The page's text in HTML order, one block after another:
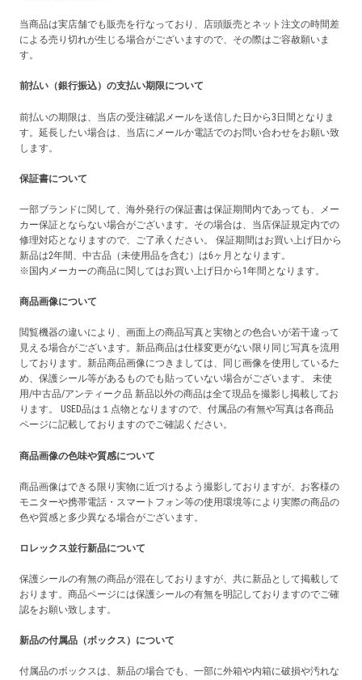
当商品は実店舗でも販売を行なっており、店頭販売とネット注文の時間差
による売り切れが生じる場合がございますので、その際はご容赦願いま
す。
前払い（銀行振込）の支払い期限について
前払いの期限は、当店の受注確認メールを送信した日から3日間となりま
す。延長したい場合は、当店にメールか電話でのお問い合わせをお願い致
します。
保証書について
一部ブランドに関して、海外発行の保証書は保証期間内であっても、メー
カー保証とならない場合がございます。その場合は、当店保証規定内での
修理対応となりますので、ご了承ください。 保証期間はお買い上げ日から
新品は2年間、中古品（未使用品を含む）は6ヶ月となります。
※国内メーカーの商品に関してはお買い上げ日から1年間となります。
商品画像について
閲覧機器の違いにより、画面上の商品写真と実物との色合いが若干違って
見える場合がございます。新品商品は仕様変更がない限り同じ写真を流用
しております。新品商品画像につきましては、同じ画像を使用しているた
め、保護シール等があるものでも貼っていない場合がございます。 未使
用/中古品/アンティーク品 新品以外の商品は全て現品を撮影し掲載してお
ります。 USED品は１点物となりますので、付属品の有無や写真は各商品
ページに記載しておりますのでご確認ください。
商品画像の色味や質感について
商品画像はできる限り実物に近づけるよう撮影しておりますが、お客様の
モニターや携帯電話・スマートフォン等の使用環境等により実際の商品の
色や質感と多少異なる場合がございます。
ロレックス並行新品について
保護シールの有無の商品が混在しておりますが、共に新品として掲載して
おります。商品ページには保護シールの有無を明記しておりますのでご確
認をお願い致します。
新品の付属品（ボックス）について
付属品のボックスは、新品の場合でも、一部に外箱や内箱に破損や汚れな